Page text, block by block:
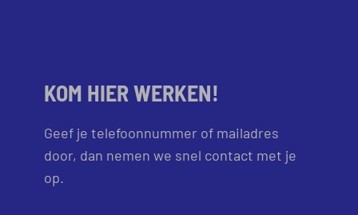
KOM HIER WERKEN!
Geef je telefoonnummer of mailadres
door, dan nemen we snel contact met je
op.